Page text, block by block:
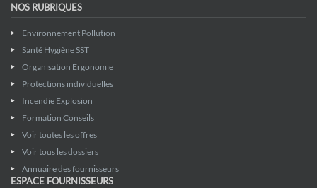
NOS RUBRIQUES
Environnement Pollution
Santé Hygiène SST
Organisation Ergonomie
Protections individuelles
Incendie Explosion
Formation Conseils
Voir toutes les offres
Voir tous les dossiers
Annuaire des fournisseurs
ESPACE FOURNISSEURS